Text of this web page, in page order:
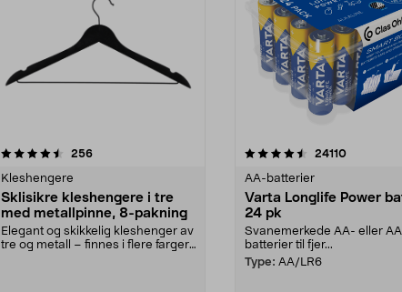
256anmeldelser
Kleshengere
Sklisikre kleshengere i tre
med metallpinne, 8-pakning
Elegant og skikkelig kleshenger av
tre og metall – finnes i flere farger.
4.5av 5 stjerner 24110
AA-batterier
Varta Longlife Power
24 pk
Svanemerkede AA- eller
batterier til fjer...
Type: AA/LR6
4.5av 5 stjerner